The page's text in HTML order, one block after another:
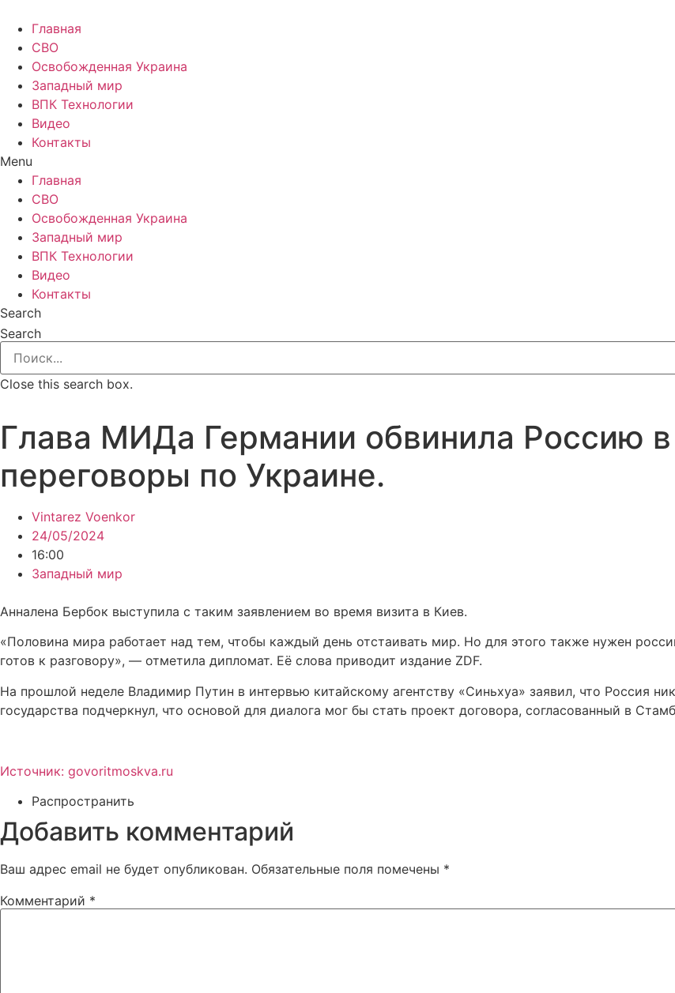
Главная
СВО
Освобожденная Украина
Западный мир
ВПК Технологии
Видео
Контакты
Menu
Главная
СВО
Освобожденная Украина
Западный мир
ВПК Технологии
Видео
Контакты
Search
Search
Close this search box.
Глава МИДа Германии обвинила Россию в
переговоры по Украине.
Vintarez Voenkor
24/05/2024
16:00
Западный мир
Анналена Бербок выступила с таким заявлением во время визита в Киев.
«Половина мира работает над тем, чтобы каждый день отстаивать мир. Но для этого также нужен
готов к разговору», — отметила дипломат. Её слова приводит издание ZDF.
На прошлой неделе Владимир Путин в интервью китайскому агентству «Синьхуа» заявил, что Россия
государства подчеркнул, что основой для диалога мог бы стать проект договора, согласованный в
Источник: govoritmoskva.ru
Распространить
Добавить комментарий
Ваш адрес email не будет опубликован. Обязательные поля помечены *
Комментарий *